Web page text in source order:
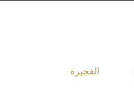
الفجيرة